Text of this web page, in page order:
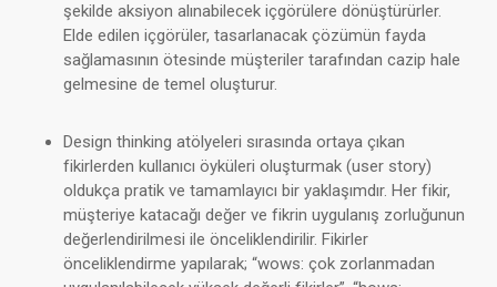
şekilde aksiyon alınabilecek içgörülere dönüştürürler.
Elde edilen içgörüler, tasarlanacak çözümün fayda
sağlamasının ötesinde müşteriler tarafından cazip hale
gelmesine de temel oluşturur.
Design thinking atölyeleri sırasında ortaya çıkan
fikirlerden kullanıcı öyküleri oluşturmak (user story)
oldukça pratik ve tamamlayıcı bir yaklaşımdır. Her fikir,
müşteriye katacağı değer ve fikrin uygulanış zorluğunun
değerlendirilmesi ile önceliklendirilir. Fikirler
önceliklendirme yapılarak; “wows: çok zorlanmadan